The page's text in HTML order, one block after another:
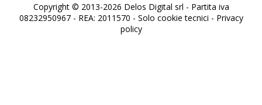
Copyright © 2013-2026 Delos Digital srl - Partita iva
08232950967 - REA: 2011570 - Solo cookie tecnici - Privacy
policy